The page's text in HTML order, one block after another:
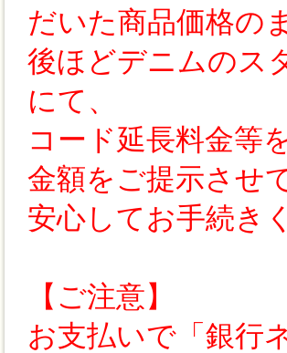
だいた商品価格の
後ほどデニムのス
にて、
コード延長料金等
金額をご提示させ
安心してお手続き
【ご注意】
お支払いで「銀行